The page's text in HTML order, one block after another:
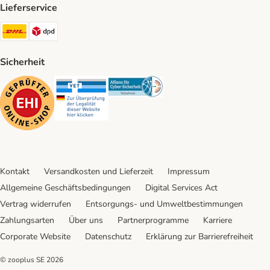
Lieferservice
DHL Shipping Method
Sicherheit
Security Security Security
Kontakt Versandkosten und Lieferzeit
Impressum
Allgemeine Geschäftsbedingungen
Digital Services Act
Vertrag widerrufen
Entsorgungs- und Umweltbestimmungen
Zahlungsarten
Über uns Partnerprogramme
Karriere
Corporate Website
Datenschutz Erklärung zur Barrierefreiheit
© zooplus SE 2026